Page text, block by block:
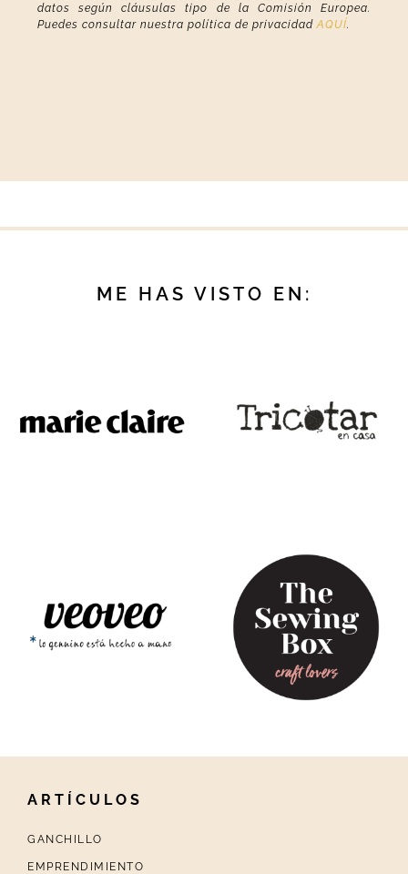
datos según cláusulas tipo de la Comisión Europea.
Puedes consultar nuestra política de privacidadAQUÍ.
ME HAS VISTO EN:
ARTÍCULOS
GANCHILLO
EMPRENDIMIENTO